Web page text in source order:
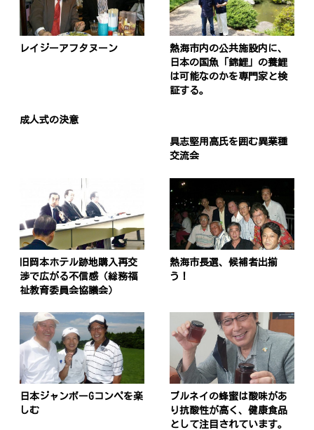
レイジーアフタヌーン
熱海市内の公共施設内に、
日本の国魚「錦鯉」の養鯉
は可能なのかを専門家と検
証する。
成人式の決意
具志堅用高氏を囲む異業種
交流会
旧岡本ホテル跡地購入再交
渉で広がる不信感（総務福
祉教育委員会協議会）
熱海市長選、候補者出揃
う！
日本ジャンボーGコンペを楽
しむ
ブルネイの蜂蜜は酸味があ
り抗酸性が高く、健康食品
として注目されています。